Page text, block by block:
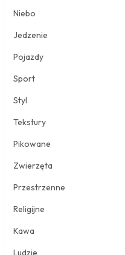
Niebo
Jedzenie
Pojazdy
Sport
Styl
Tekstury
Pikowane
Zwierzęta
Przestrzenne
Religijne
Kawa
Ludzie